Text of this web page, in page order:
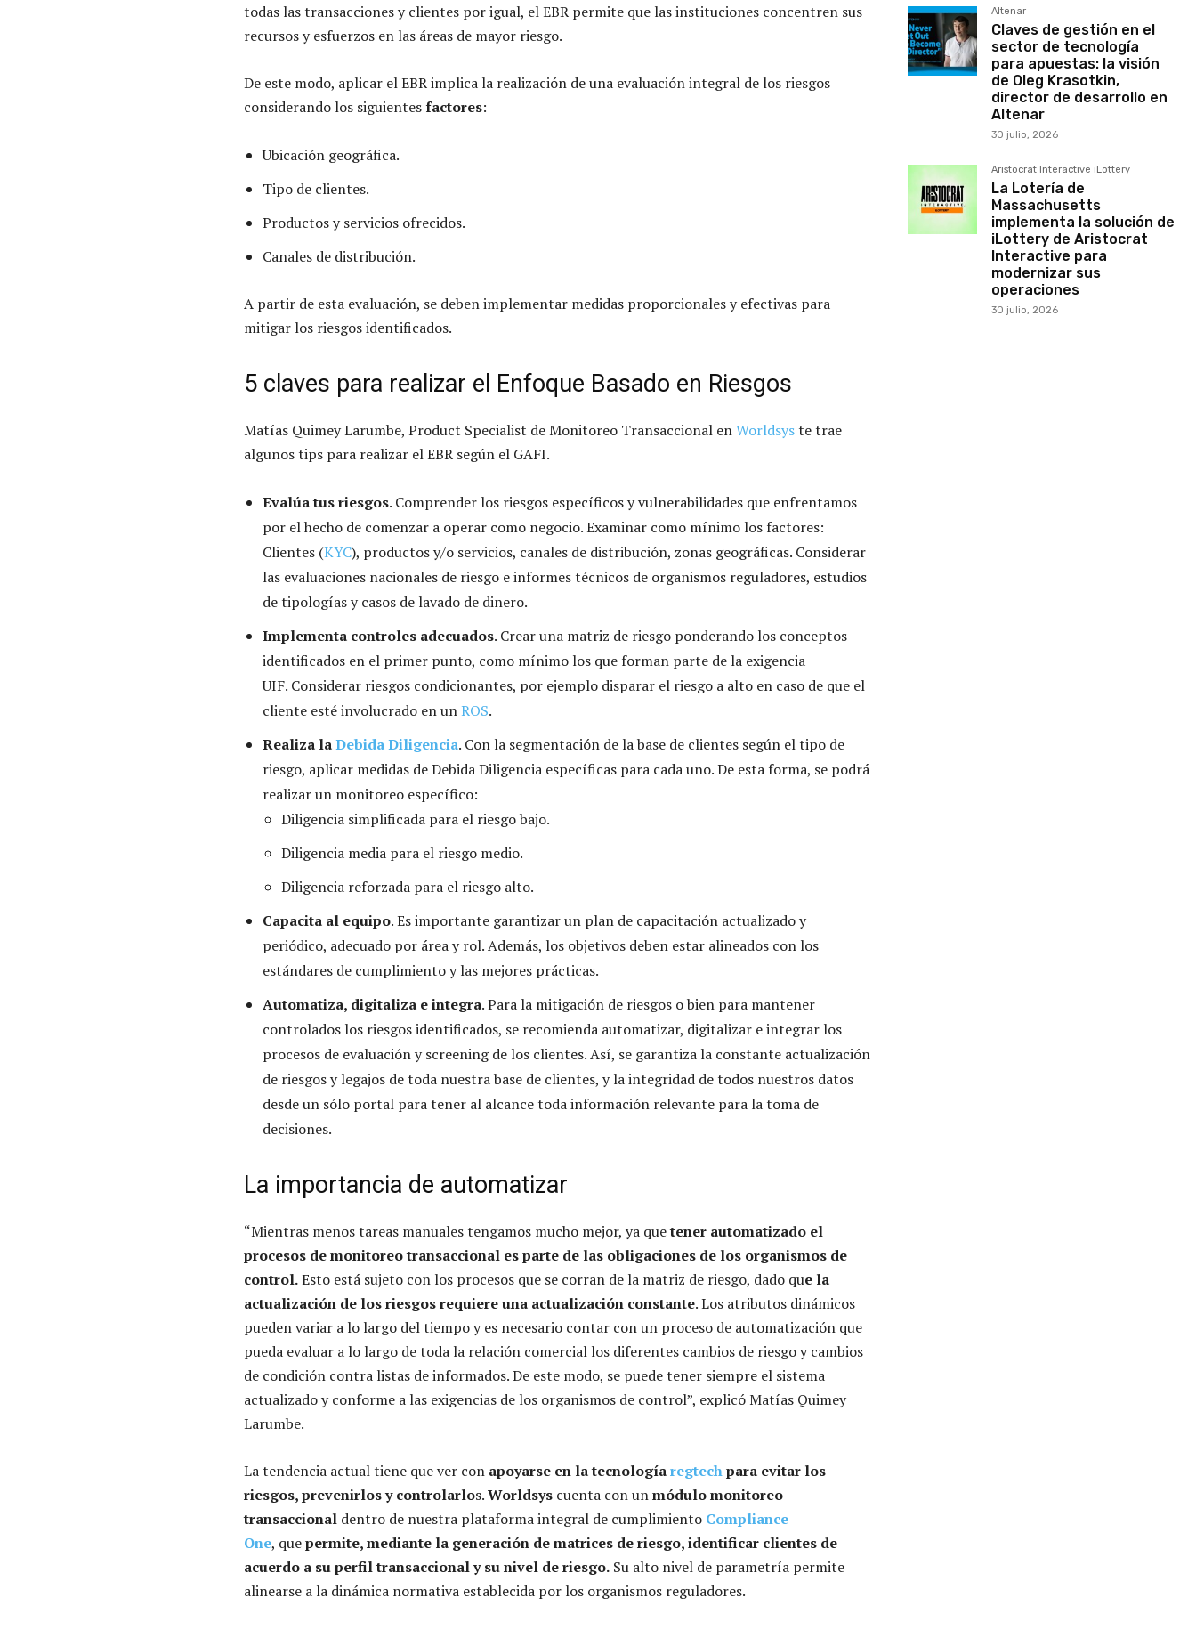
todas las transacciones y clientes por igual, el EBR permite que las instituciones concentren sus
recursos y esfuerzos en las áreas de mayor riesgo.
De este modo, aplicar el EBR implica la realización de una evaluación integral de los riesgos
considerando los siguientesfactores:
Ubicación geográfica.
Tipo de clientes.
Productos y servicios ofrecidos.
Canales de distribución.
A partir de esta evaluación, se deben implementar medidas proporcionales y efectivas para
mitigar los riesgos identificados.
5 claves para realizar el Enfoque Basado en Riesgos
Matías Quimey Larumbe, Product Specialist de Monitoreo Transaccional enWorldsyste trae
algunos tips para realizar el EBR según el GAFI.
Evalúa tus riesgos. Comprender los riesgos específicos y vulnerabilidades que enfrentamos
por el hecho de comenzar a operar como negocio. Examinar como mínimo los factores:
Clientes (KYC), productos y/o servicios, canales de distribución, zonas geográficas. Considerar
las evaluaciones nacionales de riesgo e informes técnicos de organismos reguladores, estudios
de tipologías y casos de lavado de dinero.
Implementa controles adecuados. Crear una matriz de riesgo ponderando los conceptos
identificados en el primer punto, como mínimo los que forman parte de la exigencia
UIF. Considerar riesgos condicionantes, por ejemplo disparar el riesgo a alto en caso de que el
cliente esté involucrado en unROS.
Realiza laDebida Diligencia. Con la segmentación de la base de clientes según el tipo de
riesgo, aplicar medidas de Debida Diligencia específicas para cada uno. De esta forma, se podrá
realizar un monitoreo específico:
Diligencia simplificada para el riesgo bajo.
Diligencia media para el riesgo medio.
Diligencia reforzada para el riesgo alto.
Capacita al equipo. Es importante garantizar un plan de capacitación actualizado y
periódico, adecuado por área y rol. Además, los objetivos deben estar alineados con los
estándares de cumplimiento y las mejores prácticas.
Automatiza, digitaliza e integra. Para la mitigación de riesgos o bien para mantener
controlados los riesgos identificados, se recomienda automatizar, digitalizar e integrar los
procesos de evaluación y screening de los clientes. Así, se garantiza la constante actualización
de riesgos y legajos de toda nuestra base de clientes, y la integridad de todos nuestros datos
desde un sólo portal para tener al alcance toda información relevante para la toma de
decisiones.
La importancia de automatizar
“Mientras menos tareas manuales tengamos mucho mejor, ya quetener automatizado el
procesos de monitoreo transaccional es parte de las obligaciones de los organismos de
control.Esto está sujeto con los procesos que se corran de la matriz de riesgo, dado que la
actualización de los riesgos requiere una actualización constante. Los atributos dinámicos
pueden variar a lo largo del tiempo y es necesario contar con un proceso de automatización que
pueda evaluar a lo largo de toda la relación comercial los diferentes cambios de riesgo y cambios
de condición contra listas de informados. De este modo, se puede tener siempre el sistema
actualizado y conforme a las exigencias de los organismos de control”, explicó Matías Quimey
Larumbe.
La tendencia actual tiene que ver con apoyarse en latecnologíaregtechpara evitar los
riesgos, prevenirlos y controlarlos.Worldsys cuenta con unmódulo monitoreo
transaccional dentro de nuestra plataforma integral de cumplimiento Compliance
One, quepermite, mediante la generación de matrices de riesgo, identificar clientes de
acuerdo a su perfil transaccional y su nivel de riesgo. Su alto nivel de parametría permite
alinearse a la dinámica normativa establecida por los organismos reguladores.
Altenar
Claves de gestión en el
sector de tecnología
para apuestas: la visión
de Oleg Krasotkin,
director de desarrollo en
Altenar
30 julio, 2026
Aristocrat Interactive iLottery
La Lotería de
Massachusetts
implementa la solución de
iLottery de Aristocrat
Interactive para
modernizar sus
operaciones
30 julio, 2026